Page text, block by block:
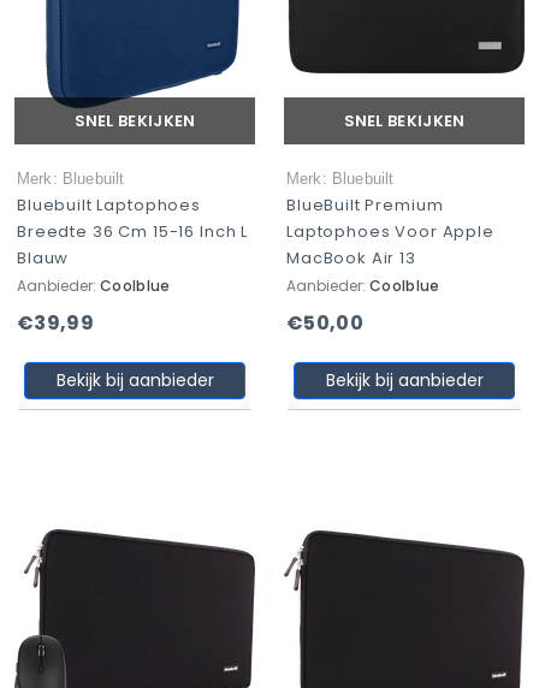
SNEL BEKIJKEN
Merk: Bluebuilt
Bluebuilt Laptophoes
Breedte 36 Cm 15-16 Inch L
Blauw
Aanbieder: Coolblue
€39,99
Bekijk bij aanbieder
SNEL BEKIJKEN
Merk: Bluebuilt
BlueBuilt Premium
Laptophoes Voor Apple
MacBook Air 13
Aanbieder: Coolblue
€50,00
Bekijk bij aanbieder